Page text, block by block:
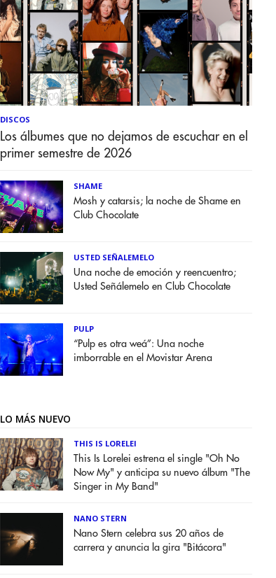
DISCOS
Los álbumes que no dejamos de escuchar en el
primer semestre de 2026
SHAME
Mosh y catarsis; la noche de Shame en
Club Chocolate
USTED SEÑALEMELO
Una noche de emoción y reencuentro;
Usted Señálemelo en Club Chocolate
PULP
“Pulp es otra weá”: Una noche
imborrable en el Movistar Arena
LO MÁS NUEVO
THIS IS LORELEI
This Is Lorelei estrena el single "Oh No
Now My" y anticipa su nuevo álbum "The
Singer in My Band"
NANO STERN
Nano Stern celebra sus 20 años de
carrera y anuncia la gira "Bitácora"